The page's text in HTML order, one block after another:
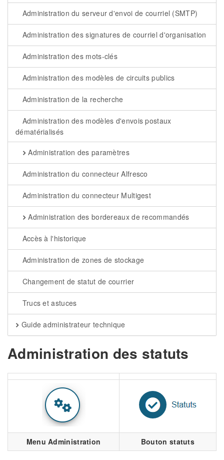
Administration du serveur d'envoi de courriel (SMTP)
Administration des signatures de courriel d'organisation
Administration des mots-clés
Administration des modèles de circuits publics
Administration de la recherche
Administration des modèles d'envois postaux
dématérialisés
Administration des paramètres
Administration du connecteur Alfresco
Administration du connecteur Multigest
Administration des bordereaux de recommandés
Accès à l'historique
Administration de zones de stockage
Changement de statut de courrier
Trucs et astuces
Guide administrateur technique
Administration des statuts
Menu Administration Bouton statuts